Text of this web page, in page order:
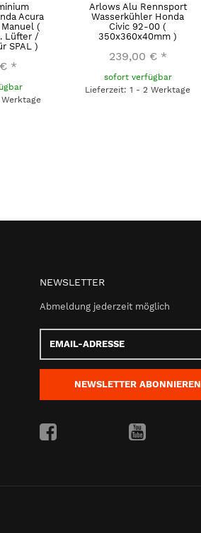
Acura
(
Lüfter /
SPAL )
*
Arlows Alu Rennsport
Wasserkühler Honda
Civic 92-00 (
350x360x40mm )
239,00 € *
sofort verfügbar
Lieferzeit: 1 - 2 Werktage
NEWSLETTER
Abmeldung jederzeit möglich
Email-
Adresse
NEWSLETTER ABONNIEREN